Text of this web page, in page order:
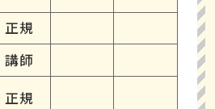
正規
講師
正規